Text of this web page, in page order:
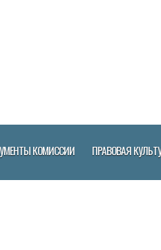
КОМИССИИ ПРАВОВАЯ